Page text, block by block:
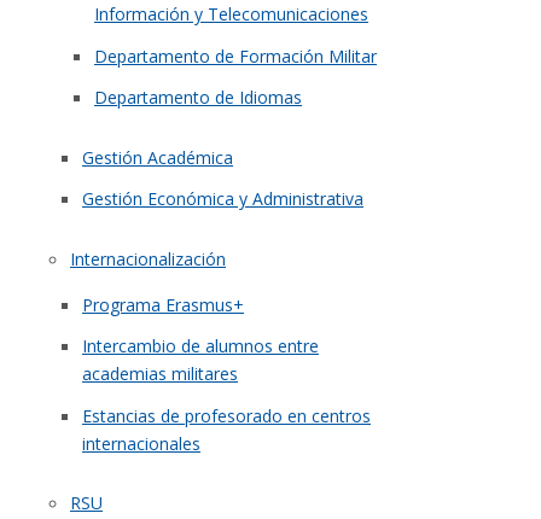
Información y Telecomunicaciones
Departamento de Formación Militar
Departamento de Idiomas
Gestión Académica
Gestión Económica y Administrativa
Internacionalización
Programa Erasmus+
Intercambio de alumnos entre
academias militares
Estancias de profesorado en centros
internacionales
RSU